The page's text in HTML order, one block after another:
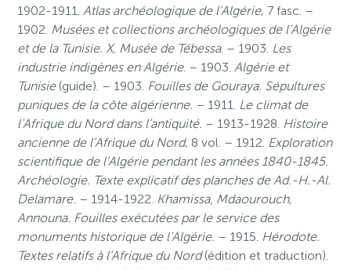
1902-1911.Atlas archéologique de l’Algérie, 7 fasc. –
1902. Musées et collections archéologiques de l’Algérie
et de la Tunisie. X, Musée de Tébessa. – 1903. Les
industrie indigènes en Algérie. – 1903.Algérie et
Tunisie (guide). – 1903. Fouilles de Gouraya. Sépultures
puniques de la côte algérienne. – 1911. Le climat de
l’Afrique du Nord dans l’antiquité. – 1913-1928. Histoire
ancienne de l’Afrique du Nord, 8 vol. – 1912. Exploration
scientifique de l’Algérie pendant les années 1840-1845.
Archéologie. Texte explicatif des planches de Ad.-H.-Al.
Delamare. – 1914-1922. Khamissa, Mdaourouch,
Announa. Fouilles exécutées par le service des
monuments historique de l’Algérie. – 1915. Hérodote.
Textes relatifs à l’Afrique du Nord(édition et traduction).